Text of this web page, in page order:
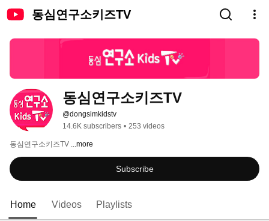
동심연구소키즈TV
동심연구소키즈TV
@dongsimkidstv
14.6K subscribers • 253 videos
동심연구소키즈TV ...more
Subscribe
Home Videos Playlists